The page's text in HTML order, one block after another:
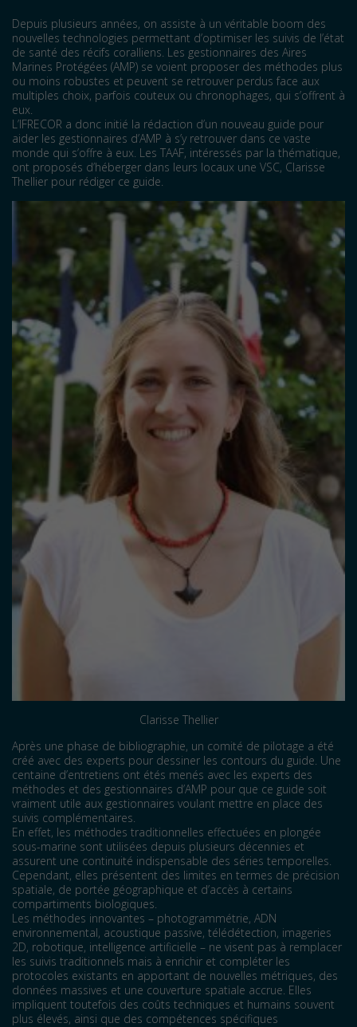
Depuis plusieurs années, on assiste à un véritable boom des
nouvelles technologies permettant d’optimiser les suivis de l’état
de santé des récifs coralliens. Les gestionnaires des Aires
Marines Protégées (AMP) se voient proposer des méthodes plus
ou moins robustes et peuvent se retrouver perdus face aux
multiples choix, parfois couteux ou chronophages, qui s’offrent à
eux.
L’IFRECOR a donc initié la rédaction d’un nouveau guide pour
aider les gestionnaires d’AMP à s’y retrouver dans ce vaste
monde qui s’offre à eux. Les TAAF, intéressés par la thématique,
ont proposés d’héberger dans leurs locaux une VSC, Clarisse
Thellier pour rédiger ce guide.
Clarisse Thellier
Après une phase de bibliographie, un comité de pilotage a été
créé avec des experts pour dessiner les contours du guide. Une
centaine d’entretiens ont étés menés avec les experts des
méthodes et des gestionnaires d’AMP pour que ce guide soit
vraiment utile aux gestionnaires voulant mettre en place des
suivis complémentaires.
En effet, les méthodes traditionnelles effectuées en plongée
sous-marine sont utilisées depuis plusieurs décennies et
assurent une continuité indispensable des séries temporelles.
Cependant, elles présentent des limites en termes de précision
spatiale, de portée géographique et d’accès à certains
compartiments biologiques.
Les méthodes innovantes – photogrammétrie, ADN
environnemental, acoustique passive, télédétection, imageries
2D, robotique, intelligence artificielle – ne visent pas à remplacer
les suivis traditionnels mais à enrichir et compléter les
protocoles existants en apportant de nouvelles métriques, des
données massives et une couverture spatiale accrue. Elles
impliquent toutefois des coûts techniques et humains souvent
plus élevés, ainsi que des compétences spécifiques